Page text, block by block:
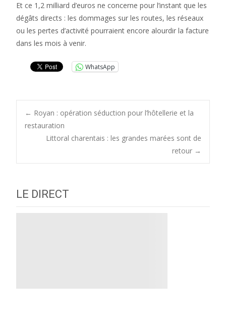
Et ce 1,2 milliard d’euros ne concerne pour l’instant que les
dégâts directs : les dommages sur les routes, les réseaux
ou les pertes d’activité pourraient encore alourdir la facture
dans les mois à venir.
WhatsApp
Post
navigation
← Royan : opération séduction pour l’hôtellerie et la
restauration
Littoral charentais : les grandes marées sont de
retour →
LE DIRECT